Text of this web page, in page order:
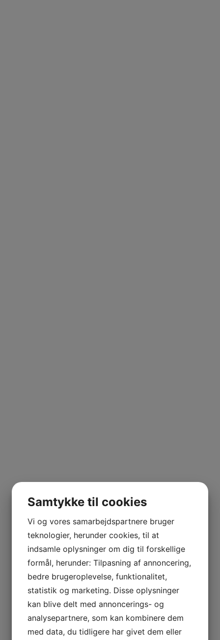
Samtykke til cookies
Vi og vores samarbejdspartnere bruger
teknologier, herunder cookies, til at
indsamle oplysninger om dig til forskellige
formål, herunder: Tilpasning af annoncering,
bedre brugeroplevelse, funktionalitet,
statistik og marketing. Disse oplysninger
kan blive delt med annoncerings- og
analysepartnere, som kan kombinere dem
med data, du tidligere har givet dem eller